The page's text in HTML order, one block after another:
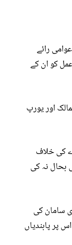
رائے
کو ان کے
اور یورپ
کی خلاف
بحال نہ کی
سامان کی
پر پابندیاں